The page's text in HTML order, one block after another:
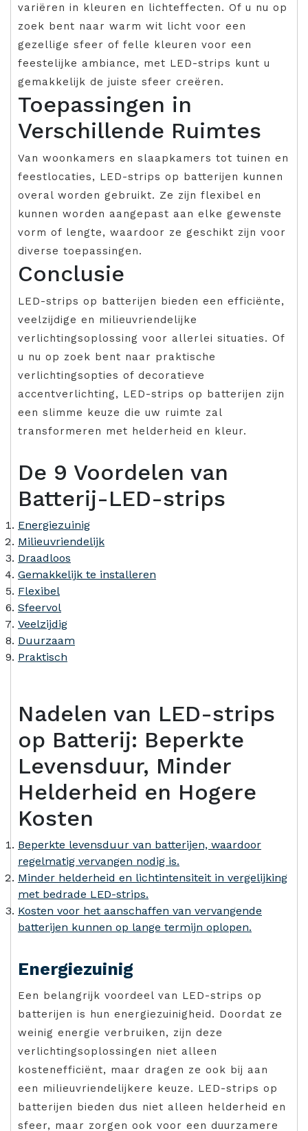
variëren in kleuren en lichteffecten. Of u nu op
zoek bent naar warm wit licht voor een
gezellige sfeer of felle kleuren voor een
feestelijke ambiance, met LED-strips kunt u
gemakkelijk de juiste sfeer creëren.
Toepassingen in
Verschillende Ruimtes
Van woonkamers en slaapkamers tot tuinen en
feestlocaties, LED-strips op batterijen kunnen
overal worden gebruikt. Ze zijn flexibel en
kunnen worden aangepast aan elke gewenste
vorm of lengte, waardoor ze geschikt zijn voor
diverse toepassingen.
Conclusie
LED-strips op batterijen bieden een efficiënte,
veelzijdige en milieuvriendelijke
verlichtingsoplossing voor allerlei situaties. Of
u nu op zoek bent naar praktische
verlichtingsopties of decoratieve
accentverlichting, LED-strips op batterijen zijn
een slimme keuze die uw ruimte zal
transformeren met helderheid en kleur.
De 9 Voordelen van
Batterij-LED-strips
Energiezuinig
Milieuvriendelijk
Draadloos
Gemakkelijk te installeren
Flexibel
Sfeervol
Veelzijdig
Duurzaam
Praktisch
Nadelen van LED-strips
op Batterij: Beperkte
Levensduur, Minder
Helderheid en Hogere
Kosten
Beperkte levensduur van batterijen, waardoor
regelmatig vervangen nodig is.
Minder helderheid en lichtintensiteit in vergelijking
met bedrade LED-strips.
Kosten voor het aanschaffen van vervangende
batterijen kunnen op lange termijn oplopen.
Energiezuinig
Een belangrijk voordeel van LED-strips op
batterijen is hun energiezuinigheid. Doordat ze
weinig energie verbruiken, zijn deze
verlichtingsoplossingen niet alleen
kostenefficiënt, maar dragen ze ook bij aan
een milieuvriendelijkere keuze. LED-strips op
batterijen bieden dus niet alleen helderheid en
sfeer, maar zorgen ook voor een duurzamere